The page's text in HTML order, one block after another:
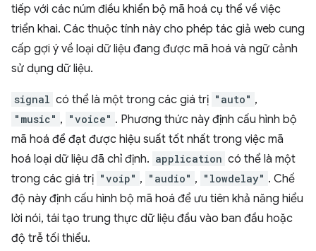
tiếp với các núm điều khiển bộ mã hoá cụ thể về việc
triển khai. Các thuộc tính này cho phép tác giả web cung
cấp gợi ý về loại dữ liệu đang được mã hoá và ngữ cảnh
sử dụng dữ liệu.
signal có thể là một trong các giá trị "auto" ,
"music" , "voice" . Phương thức này định cấu hình bộ
mã hoá để đạt được hiệu suất tốt nhất trong việc mã
hoá loại dữ liệu đã chỉ định. application có thể là một
trong các giá trị "voip" , "audio" , "lowdelay" . Chế
độ này định cấu hình bộ mã hoá để ưu tiên khả năng hiểu
lời nói, tái tạo trung thực dữ liệu đầu vào ban đầu hoặc
độ trễ tối thiểu.